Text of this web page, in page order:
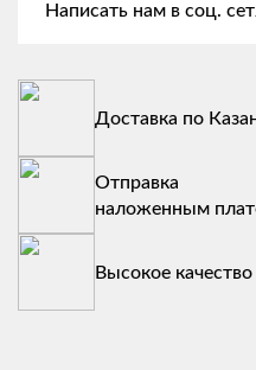
Написать нам в соц.
Доставка по
Отправка
наложенным
Высокое